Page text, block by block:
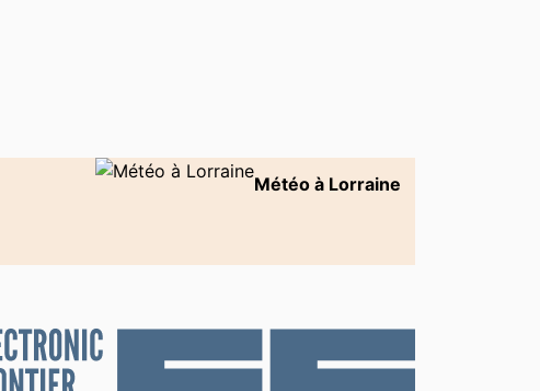
Météo à Lorraine